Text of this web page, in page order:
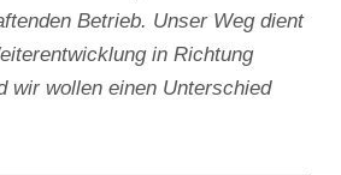
Betrieb. Unser Weg dient
in Richtung
wir wollen einen Unterschied